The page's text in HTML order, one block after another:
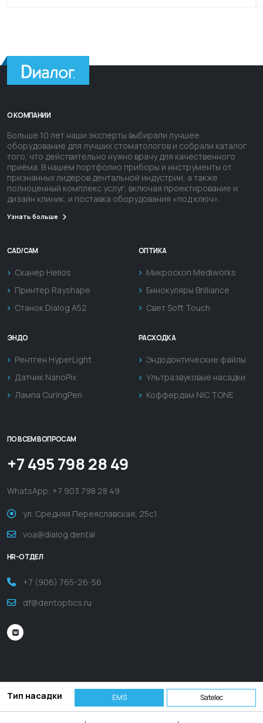
Тип насадки EMS Satelec
О КОМПАНИИ
Больше 10 лет наши эксперты выбирали лучшее
оборудование для лучших стоматологов и собрали каталог
того, что действительно нужно врачу для качественного
приёма. В нашем портфолио приборы и инструменты от
признанных лидеров дентальной индустрии, а также
полноценный комплекс услуг, включая проектирование и
дизайн клиник, и поставка оборудования «под ключ».
Узнать больше
CAD/CAM
Сканер Helios
Принтер Rayshape
Станок Dialog A52
ОПТИКА
Микроскоп Mediworks
Бинокуляры Brilliance
Свет Soft Touch
ЭНДО
Рентген HyperLight
Датчик NanoPix
Лампа CuringPen
РАСХОДКА
Эндодонтические файлы
Ультразвуковые насадки
Коффердам NIC TONE
ПО ВСЕМ ВОПРОСАМ
+7 495 798 28 49
WhatsApp: +7 903 798 28 49
ул. Средняя Переяславская, 25с1
voa@dialog.dental
HR-ОТДЕЛ
+7 (906) 765-26-56
df@dentoptics.ru